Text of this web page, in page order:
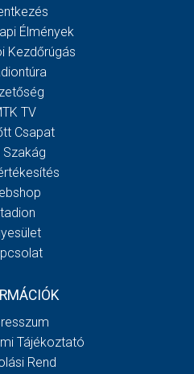
Élmények
Kezdőrúgás
TV
Csapat
Szakág
Tájékoztató
Rend